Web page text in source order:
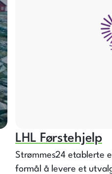
LHL Førstehjelp
Strømmes24 etablerte
formål å levere et